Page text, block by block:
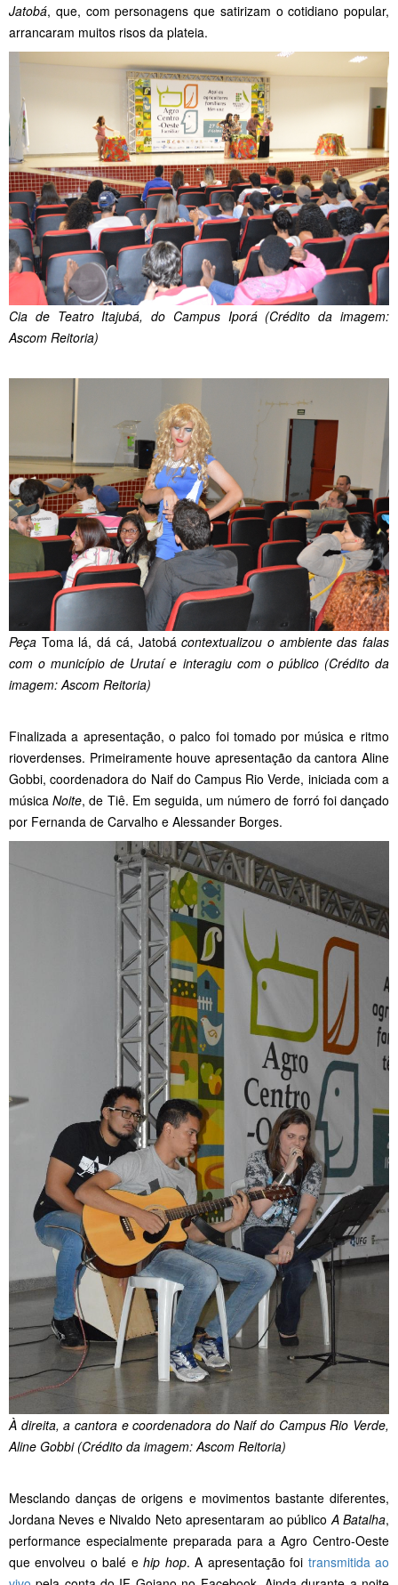
Jatobá, que, com personagens que satirizam o cotidiano popular,
arrancaram muitos risos da plateia.
Cia de Teatro Itajubá, do Campus Iporá (Crédito da imagem:
Ascom Reitoria)
Peça Toma lá, dá cá, Jatobácontextualizou o ambiente das falas
com o município de Urutaí e interagiu com o público (Crédito da
imagem: Ascom Reitoria)
Finalizada a apresentação, o palco foi tomado por música e ritmo
rioverdenses. Primeiramente houve apresentação da cantora Aline
Gobbi, coordenadora do Naif do Campus Rio Verde, iniciada com a
músicaNoite, de Tiê. Em seguida, um número de forró foi dançado
por Fernanda de Carvalho e Alessander Borges.
À direita, a cantora e coordenadora do Naif do Campus Rio Verde,
Aline Gobbi (Crédito da imagem: Ascom Reitoria)
Mesclando danças de origens e movimentos bastante diferentes,
Jordana Neves e Nivaldo Neto apresentaram ao público A Batalha,
performance especialmente preparada para a Agro Centro-Oeste
que envolveu o balé ehip hop. A apresentação foi transmitida ao